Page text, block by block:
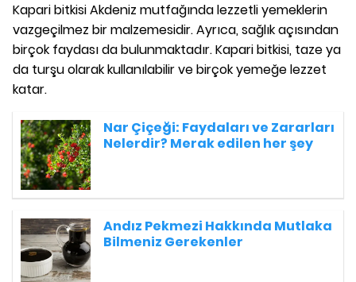
Kapari bitkisi Akdeniz mutfağında lezzetli yemeklerin
vazgeçilmez bir malzemesidir. Ayrıca, sağlık açısından
birçok faydası da bulunmaktadır. Kapari bitkisi, taze ya
da turşu olarak kullanılabilir ve birçok yemeğe lezzet
katar.
Nar Çiçeği: Faydaları ve Zararları
Nelerdir? Merak edilen her şey
Andız Pekmezi Hakkında Mutlaka
Bilmeniz Gerekenler